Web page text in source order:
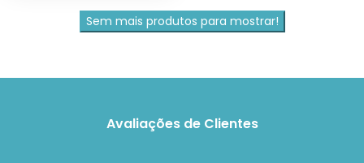
Sem mais produtos para mostrar!
Avaliações de Clientes